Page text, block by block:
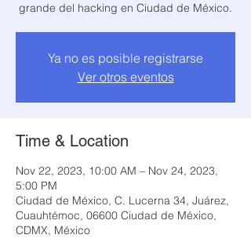
grande del hacking en Ciudad de México.
Ya no es posible registrarse
Ver otros eventos
Time & Location
Nov 22, 2023, 10:00 AM – Nov 24, 2023,
5:00 PM
Ciudad de México, C. Lucerna 34, Juárez,
Cuauhtémoc, 06600 Ciudad de México,
CDMX, México